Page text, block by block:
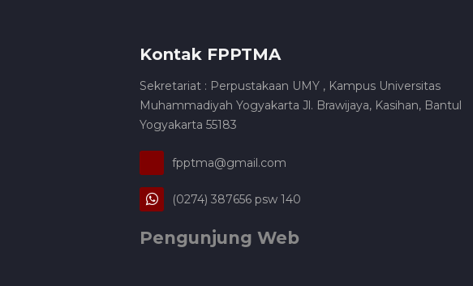
Kontak FPPTMA
Sekretariat : Perpustakaan UMY , Kampus Universitas
Muhammadiyah Yogyakarta Jl. Brawijaya, Kasihan, Bantul
Yogyakarta 55183
fpptma@gmail.com
(0274) 387656 psw 140
Pengunjung Web